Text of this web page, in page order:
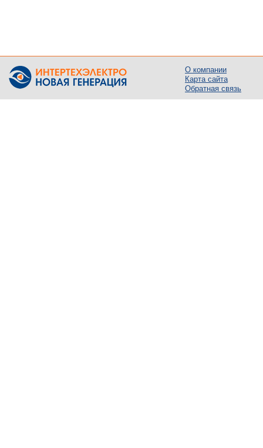
О компании
Карта сайта
Обратная связь